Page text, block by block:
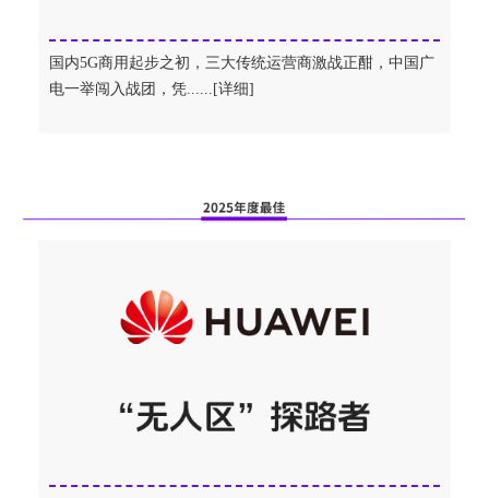
国内5G商用起步之初，三大传统运营商激战正酣，中国广
电一举闯入战团，凭......[详细]